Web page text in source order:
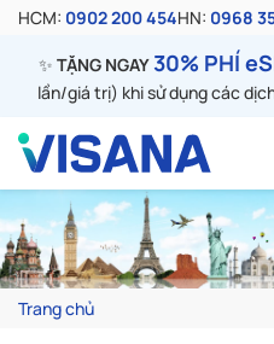
HCM: 0902 200 454HN: 0968
✨ TẶNG NGAY30% PHÍ
lần/giá trị) khi sử dụng các
Trang chủ